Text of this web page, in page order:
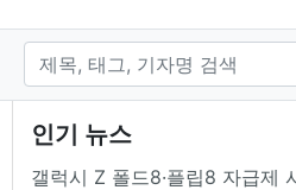
인기 뉴스
갤럭시 Z 폴드8·플립8 자급제